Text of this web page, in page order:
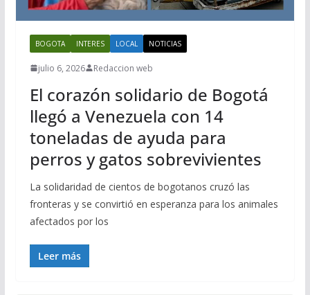
BOGOTA INTERES LOCAL NOTICIAS
julio 6, 2026 Redaccion web
El corazón solidario de Bogotá
llegó a Venezuela con 14
toneladas de ayuda para
perros y gatos sobrevivientes
La solidaridad de cientos de bogotanos cruzó las
fronteras y se convirtió en esperanza para los animales
afectados por los
Leer más